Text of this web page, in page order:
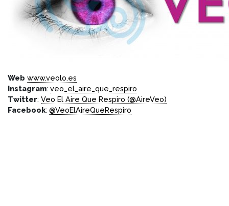
Web www.veolo.es
Instagram: veo_el_aire_que_respiro
Twitter: Veo El Aire Que Respiro (@AireVeo)
Facebook: @VeoElAireQueRespiro